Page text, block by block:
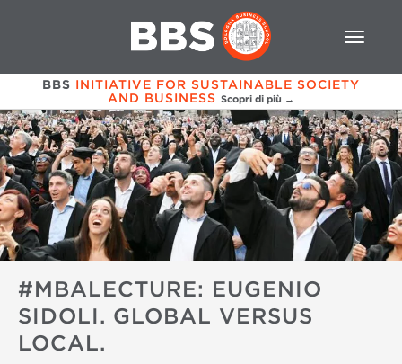
BBS INITIATIVE FOR SUSTAINABLE SOCIETY
AND BUSINESS Scopri di più →
#MBALECTURE: EUGENIO
SIDOLI. GLOBAL VERSUS
LOCAL.